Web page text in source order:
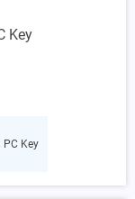
Key
Key